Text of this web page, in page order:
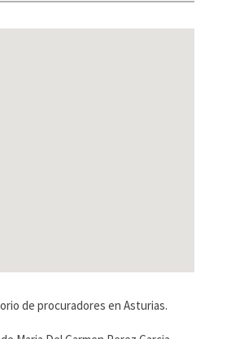
de procuradores en Asturias.